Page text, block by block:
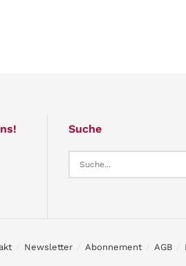
Suche
Newsletter Abonnement AGB